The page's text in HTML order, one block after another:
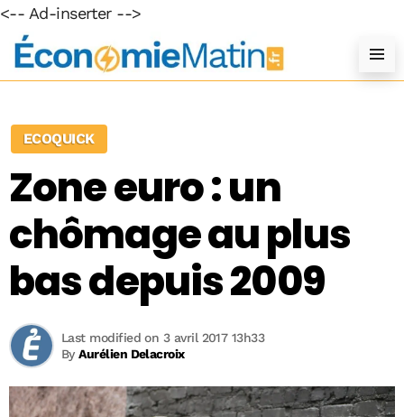
<-- Ad-inserter -->
ECOQUICK
Zone euro : un
chômage au plus
bas depuis 2009
ByAurélien Delacroix
Last modified on 3 avril 2017 13h33